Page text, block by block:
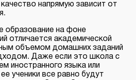
качество напрямую зависит от
образование на фоне
отличается академической
объемом домашних заданий
Даже если это школа с
иностранного языка или
ученики все равно будут